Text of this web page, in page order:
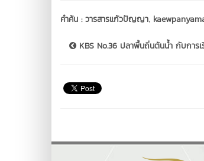
คำค้น :วารสารแก้วปัญญา,
KBS No.36 ปลาพื้นถิ่นต้นน้ำ กับการเ